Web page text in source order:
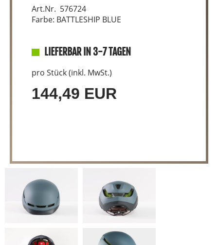
Art.Nr. 576724
Farbe: BATTLESHIP BLUE
LIEFERBAR IN 3-7 TAGEN
pro Stück (inkl. MwSt.)
144,49 EUR